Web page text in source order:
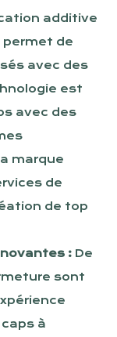
additive
permet de
avec des
est
avec des
marque
de
de top
: De
sont
à